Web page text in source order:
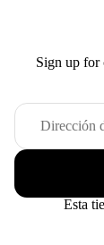
Sign up for
Esta